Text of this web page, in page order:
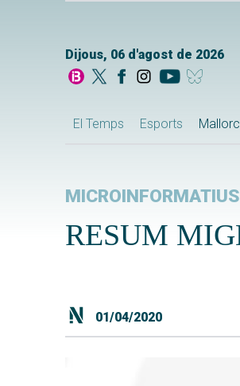
Dijous, 06 d'agost de 2026
El Temps Esports
MICROINFORMATIUS
RESUM
01/04/2020